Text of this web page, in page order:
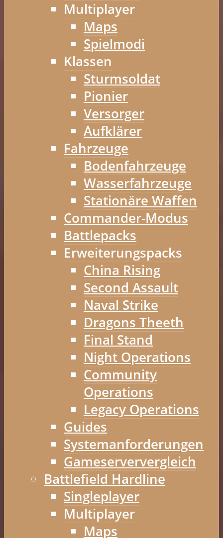
Multiplayer
Maps
Spielmodi
Klassen
Sturmsoldat
Pionier
Versorger
Aufklärer
Fahrzeuge
Bodenfahrzeuge
Wasserfahrzeuge
Stationäre Waffen
Commander-Modus
Battlepacks
Erweiterungspacks
China Rising
Second Assault
Naval Strike
Dragons Theeth
Final Stand
Night Operations
Community
Operations
Legacy Operations
Guides
Systemanforderungen
Gameserververgleich
Battlefield Hardline
Singleplayer
Multiplayer
Maps